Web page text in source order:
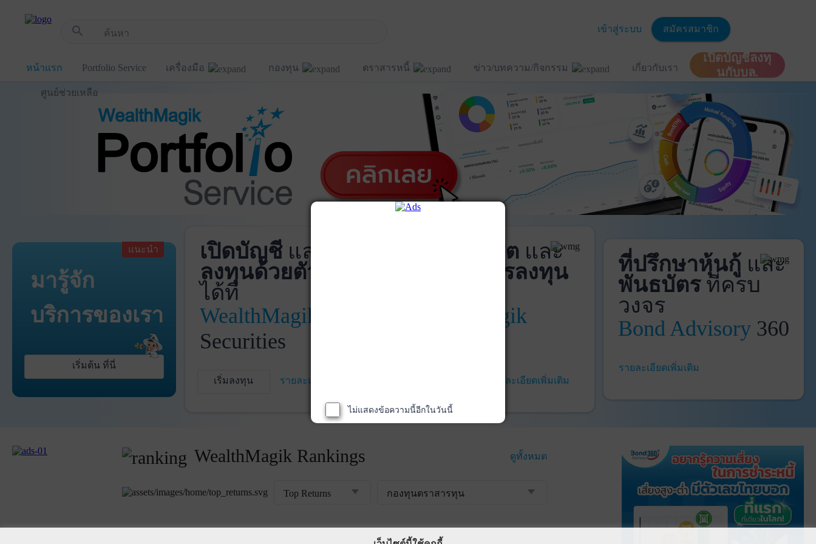
search เข้าสู่ระบบ สมัครสมาชิก
หน้าแรก Portfolio Service เครื่องมือ กองทุน ตราสารหนี้ ข่าว/บทความ/กิจกรรม เกี่ยวกับเรา
ศูนย์ช่วยเหลือ
เปิดบัญชีลงทุ
นกับบล.
แนะนำ
มารู้จัก
บริการของเรา
เริ่มต้น ที่นี่
เปิดบัญชีและ
ลงทุนด้วยตัวเอง
ได้ที่
WealthMagik
Securities
เริ่มลงทุน รายละเอียดเพิ่มเติม
บันทึกพอร์ต และ
ติดตามการลงทุน
WealthMagik
รายละเอียดเพิ่มเติม
ที่ปรึกษาหุ้นกู้ และ
พันธบัตรที่ครบ
วงจร
Bond Advisory360
รายละเอียดเพิ่มเติม
WealthMagik Rankings ดูทั้งหมด
Top Returns กองทุนตราสารทุน
ไม่แสดงข้อความนี้อีกในวันนี้